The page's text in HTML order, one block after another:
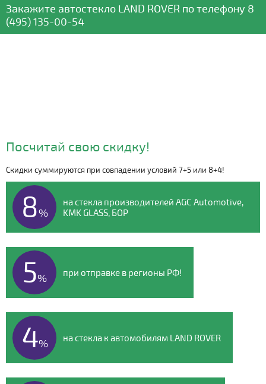
Закажите автостекло LAND ROVER по телефону 8
(495) 135-00-54
Видео о компании
Посчитай свою скидку!
Скидки суммируются при совпадении условий 7+5 или 8+4!
8%
на стекла производителей AGC Automotive,
KMK GLASS, БОР
5% при отправке в регионы РФ!
4% на стекла к автомобилям LAND ROVER